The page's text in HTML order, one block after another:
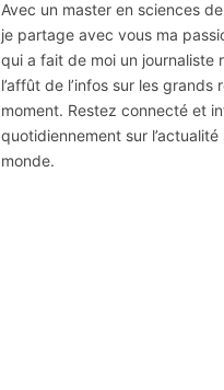
Avec un master en sciences
je partage avec vous ma
qui a fait de moi un journaliste
l’affût de l’infos sur les grands
moment. Restez connecté et
quotidiennement sur
monde.